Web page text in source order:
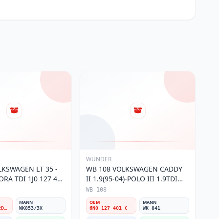
LT 35 -
TDI 1J0 127 401
1J0127401A/2D0127399/1J0127399A
MANN
WK853/3X
WUNDER
WB 108 VOLKSWAGEN CADDY
II 1.9(95-04)-POLO III 1.9TDI
6N0 127 401 C Yakıt/Mazot
Filtresi
WB 108
OEM
6N0 127 401 C
MANN
WK 841